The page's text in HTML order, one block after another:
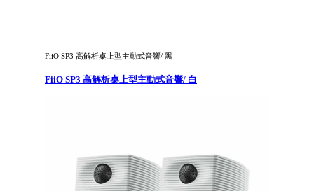
FiiO SP3 高解析桌上型主動式音響/ 黑
FiiO SP3 高解析桌上型主動式音響/ 白